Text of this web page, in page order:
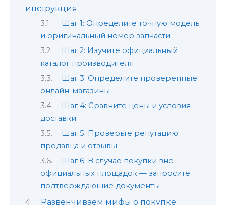
инструкция
Шаг 1: Определите точную модель
и оригинальный номер запчасти
Шаг 2: Изучите официальный
каталог производителя
Шаг 3: Определите проверенные
онлайн-магазины
Шаг 4: Сравните цены и условия
доставки
Шаг 5: Проверьте репутацию
продавца и отзывы
Шаг 6: В случае покупки вне
официальных площадок — запросите
подтверждающие документы
Развенчиваем мифы о покупке